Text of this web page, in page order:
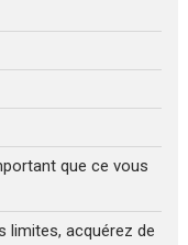
que ce vous
limites, acquérez de